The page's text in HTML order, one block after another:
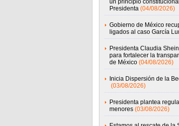
un principio
Presidenta (04/08/2026)
Gobierno de México
ligados al caso García
Presidenta Claudia
para fortalecer la
de México (04/08/2026)
Inicia Dispersión de la
(03/08/2026)
Presidenta plantea
menores (03/08/2026)